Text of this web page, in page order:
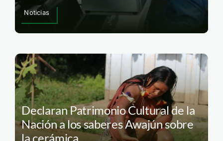
Noticias
Declaran Patrimonio Cultural de la
Nación a los saberes Awajún sobre
la cerámica